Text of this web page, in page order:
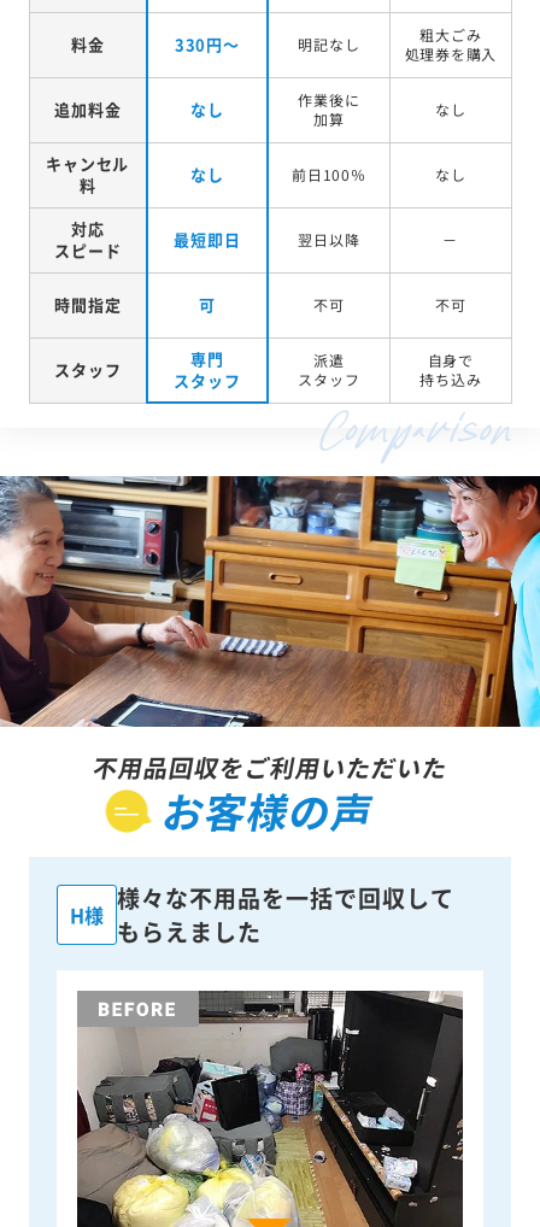
料金 330円～ 明記なし
粗大ごみ
処理券を購入
追加料金 なし
作業後に
加算
なし
キャンセル
料
なし 前日100％ なし
対応
スピード
最短即日 翌日以降 －
時間指定 可 不可 不可
スタッフ
専門
スタッフ
派遣
スタッフ
自身で
持ち込み
不用品回収をご利用いただいた
お客様の声
H様
様々な不用品を一括で回収して
もらえました